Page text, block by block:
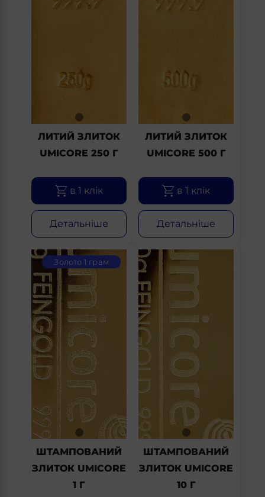
ЛИТИЙ ЗЛИТОК
UMICORE 250 Г
в 1 клік
Детальніше
ЛИТИЙ ЗЛИТОК
UMICORE 500 Г
в 1 клік
Детальніше
Золото 1 грам
ШТАМПОВАНИЙ
ЗЛИТОК UMICORE
1 Г
ШТАМПОВАНИЙ
ЗЛИТОК UMICORE
10 Г